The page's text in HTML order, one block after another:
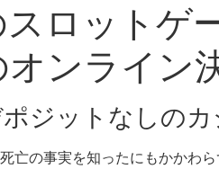
ロットゲ
オンライン
ジットなしのカ
亡の事実を知ったにもかかわ